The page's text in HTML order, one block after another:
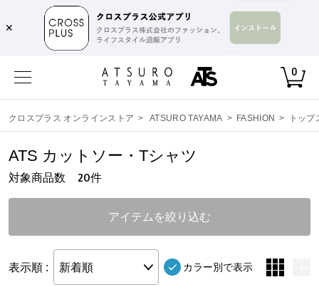
✕
0
クロスプラス オンラインストア > ATSURO TAYAMA > FASHION > トップ
対象商品数 20件
ATS カットソー・Tシャツ
アイテムを絞り込む
表示順 : 新着順 カラー別で表示